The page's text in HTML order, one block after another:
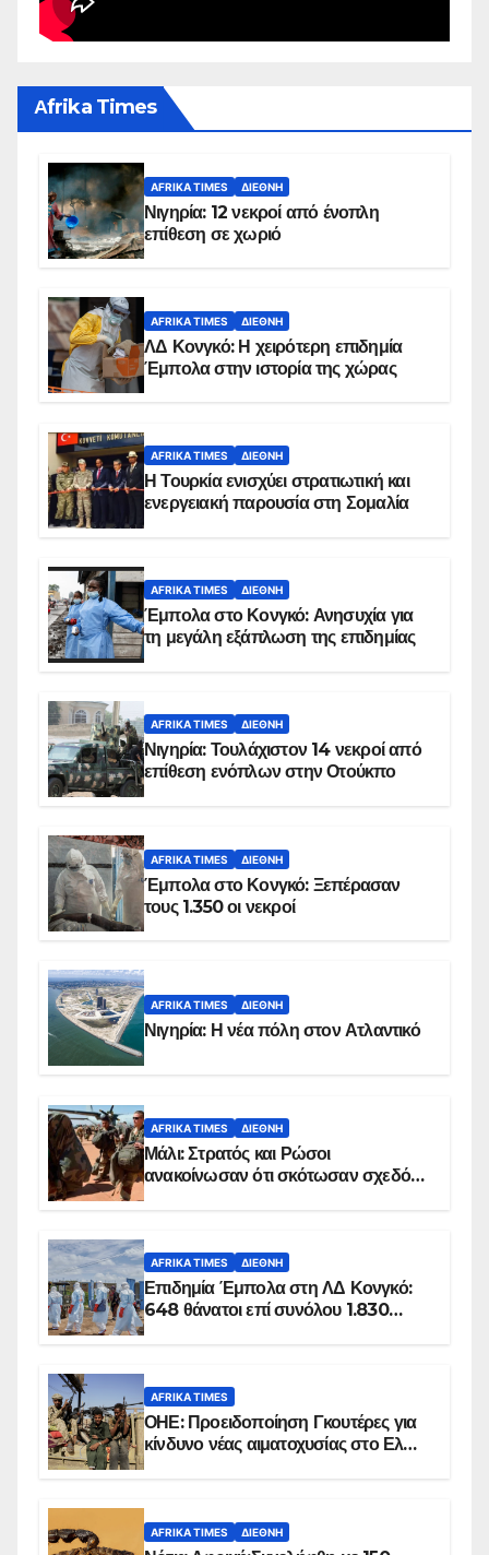
Αfrika Times
AFRIKA TIMES ΔΙΕΘΝΉ
Νιγηρία: 12 νεκροί από ένοπλη
επίθεση σε χωριό
AFRIKA TIMES ΔΙΕΘΝΉ
ΛΔ Κονγκό: Η χειρότερη επιδημία
Έμπολα στην ιστορία της χώρας
AFRIKA TIMES ΔΙΕΘΝΉ
Η Τουρκία ενισχύει στρατιωτική και
ενεργειακή παρουσία στη Σομαλία
AFRIKA TIMES ΔΙΕΘΝΉ
Έμπολα στο Κονγκό: Ανησυχία για
τη μεγάλη εξάπλωση της επιδημίας
AFRIKA TIMES ΔΙΕΘΝΉ
Νιγηρία: Τουλάχιστον 14 νεκροί από
επίθεση ενόπλων στην Οτούκπο
AFRIKA TIMES ΔΙΕΘΝΉ
Έμπολα στο Κονγκό: Ξεπέρασαν
τους 1.350 οι νεκροί
AFRIKA TIMES ΔΙΕΘΝΉ
Νιγηρία: Η νέα πόλη στον Ατλαντικό
AFRIKA TIMES ΔΙΕΘΝΉ
Μάλι: Στρατός και Ρώσοι
ανακοίνωσαν ότι σκότωσαν σχεδόν
AFRIKA TIMES ΔΙΕΘΝΉ
Επιδημία Έμπολα στη ΛΔ Κονγκό:
648 θάνατοι επί συνόλου 1.830
AFRIKA TIMES
ΟΗΕ: Προειδοποίηση Γκουτέρες για
κίνδυνο νέας αιματοχυσίας στο Ελ
AFRIKA TIMES ΔΙΕΘΝΉ